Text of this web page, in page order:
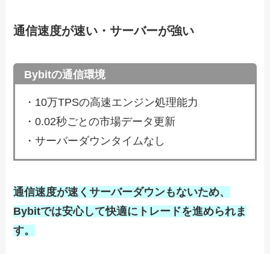
通信速度が速い・サーバーが強い
Bybitの通信環境
・10万TPSの高速エンジン処理能力
・0.02秒ごとの市場データ更新
・サーバーダウンタイムなし
通信速度が速くサーバーダウンもないため、
Bybitでは安心して快適にトレードを進められま
す。